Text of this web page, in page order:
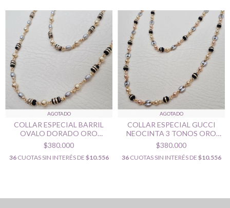
AGOTADO
COLLAR ESPECIAL BARRIL
OVALO DORADO ORO
LAMINADO 18K
$380.000
36CUOTAS SIN INTERÉS DE $10.556
AGOTADO
COLLAR ESPECIAL GUCCI
NEOCINTA 3 TONOS ORO
LAMINADO 18K
$380.000
36CUOTAS SIN INTERÉS DE $10.556